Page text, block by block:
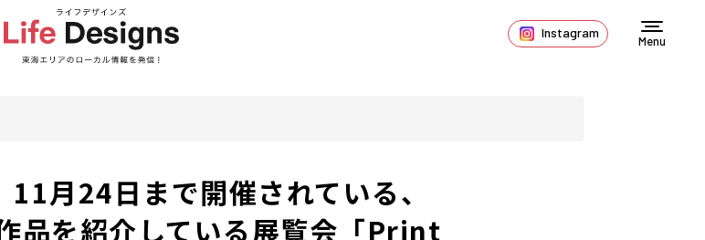
Instagram
Menu
11月24日まで開催されている、
品を紹介している展覧会「Print